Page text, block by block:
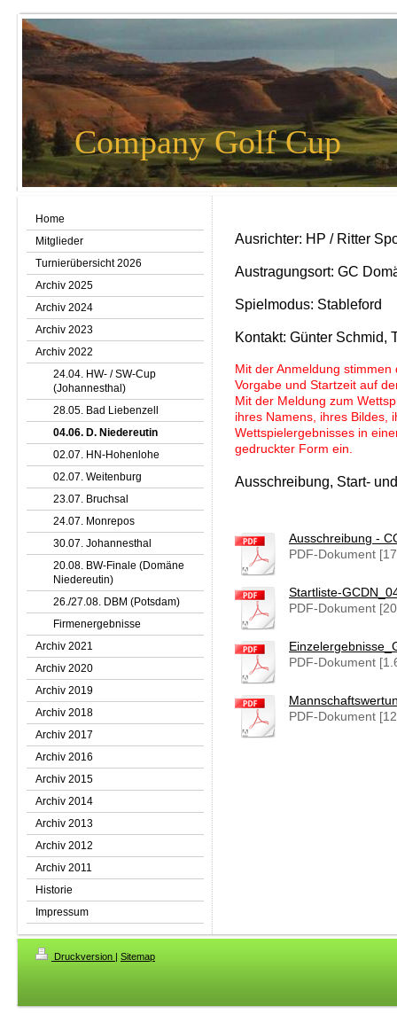
Company Golf Cup
Home
Mitglieder
Turnierübersicht 2026
Archiv 2025
Archiv 2024
Archiv 2023
Archiv 2022
24.04. HW- / SW-Cup
(Johannesthal)
28.05. Bad Liebenzell
04.06. D. Niedereutin
02.07. HN-Hohenlohe
02.07. Weitenburg
23.07. Bruchsal
24.07. Monrepos
30.07. Johannesthal
20.08. BW-Finale (Domäne
Niedereutin)
26./27.08. DBM (Potsdam)
Firmenergebnisse
Archiv 2021
Archiv 2020
Archiv 2019
Archiv 2018
Archiv 2017
Archiv 2016
Archiv 2015
Archiv 2014
Archiv 2013
Archiv 2012
Archiv 2011
Historie
Impressum
Ausrichter: HP / Ritter
Austragungsort: GC
Spielmodus: Stableford
Kontakt: Günter Schmid,
Mit der Anmeldung
Vorgabe und Startzeit auf
Mit der Meldung zum
ihres Namens, ihres Bildes,
Wettspielergebnisses in
gedruckter Form ein.
Ausschreibung, Start-
Ausschreibung -
PDF-Dokument
Startliste-
PDF-Dokument
PDF-Dokument
PDF-Dokument
Druckversion | Sitemap